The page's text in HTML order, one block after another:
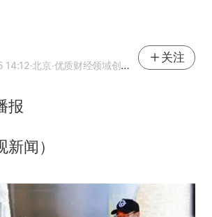
14:12·北京·优质财经领域创作者
关注
报
新闻）